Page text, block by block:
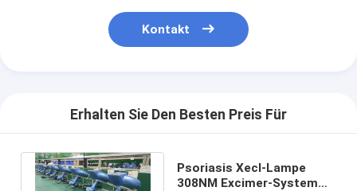
Kontakt
Erhalten Sie Den Besten Preis Für
Psoriasis Xecl-Lampe
308NM Excimer-System